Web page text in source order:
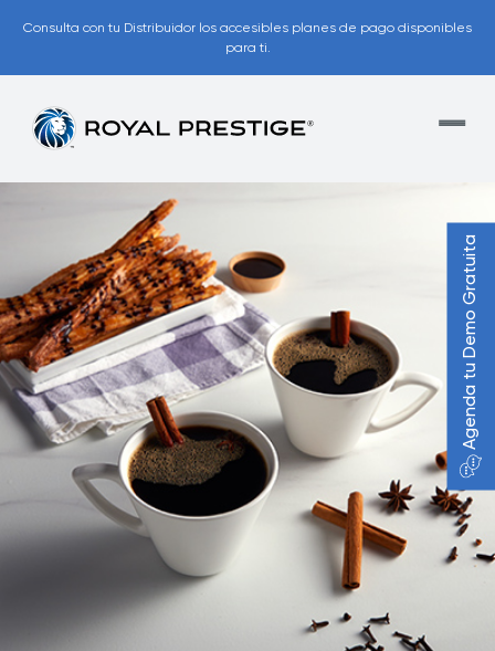
Consulta con tu Distribuidor los accesibles planes de pago disponibles
para ti.
Agenda tu Demo Gratuita